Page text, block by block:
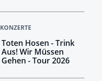
KONZERTE
Toten Hosen - Trink
Aus! Wir Müssen
Gehen - Tour 2026